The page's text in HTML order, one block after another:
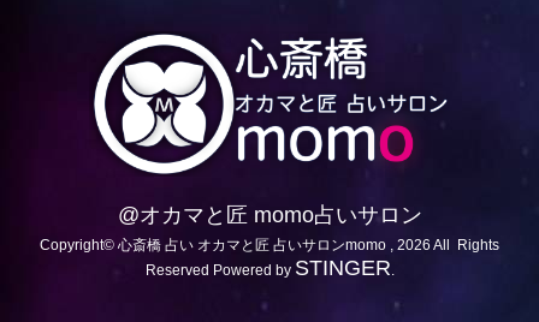
@オカマと匠 momo占いサロン
Copyright© 心斎橋 占い オカマと匠 占いサロンmomo , 2026 All Rights
Reserved Powered by STINGER.